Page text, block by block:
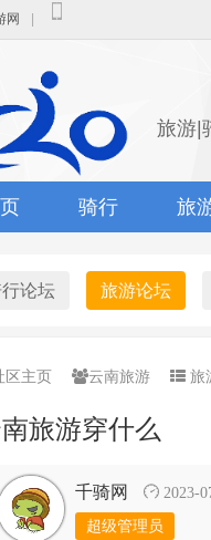
网
旅游|
骑行 旅
论坛 旅游论坛
区主页 云南旅游 旅
旅游穿什么
千骑网 2023-
超级管理员